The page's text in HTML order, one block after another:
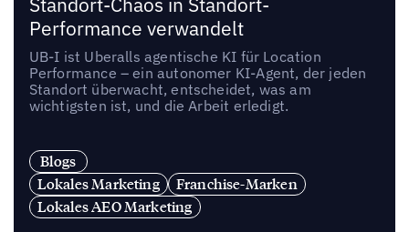
Performance verwandelt
UB-I ist Uberalls agentische KI für Location
Performance – ein autonomer KI-Agent, der jeden
Standort überwacht, entscheidet, was am
wichtigsten ist, und die Arbeit erledigt.
Blogs
Lokales Marketing
Franchise-Marken
Lokales AEO Marketing